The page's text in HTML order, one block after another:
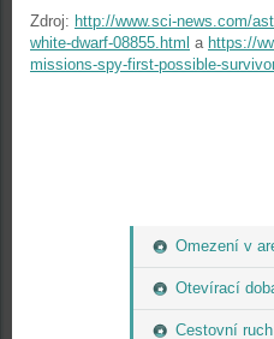
Omezení v
Otevírací
Cestovní
Zdroj: http://www.sci-news.com/
white-dwarf-08855.html a https://
missions-spy-first-possible-